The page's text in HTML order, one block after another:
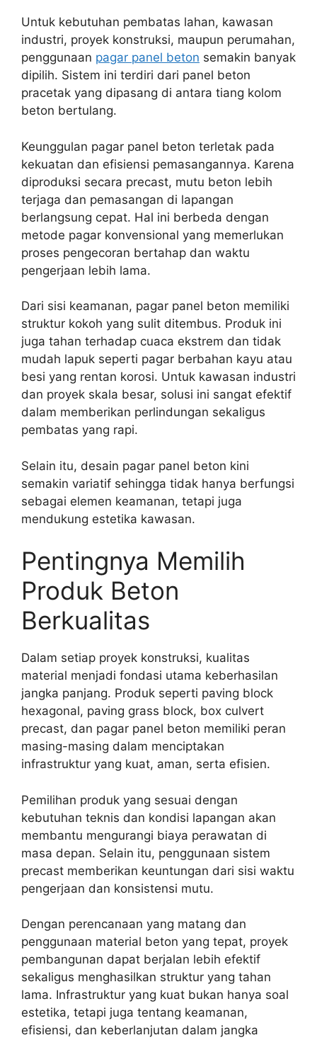
Untuk kebutuhan pembatas lahan, kawasan
industri, proyek konstruksi, maupun perumahan,
penggunaan pagar panel beton semakin banyak
dipilih. Sistem ini terdiri dari panel beton
pracetak yang dipasang di antara tiang kolom
beton bertulang.
Keunggulan pagar panel beton terletak pada
kekuatan dan efisiensi pemasangannya. Karena
diproduksi secara precast, mutu beton lebih
terjaga dan pemasangan di lapangan
berlangsung cepat. Hal ini berbeda dengan
metode pagar konvensional yang memerlukan
proses pengecoran bertahap dan waktu
pengerjaan lebih lama.
Dari sisi keamanan, pagar panel beton memiliki
struktur kokoh yang sulit ditembus. Produk ini
juga tahan terhadap cuaca ekstrem dan tidak
mudah lapuk seperti pagar berbahan kayu atau
besi yang rentan korosi. Untuk kawasan industri
dan proyek skala besar, solusi ini sangat efektif
dalam memberikan perlindungan sekaligus
pembatas yang rapi.
Selain itu, desain pagar panel beton kini
semakin variatif sehingga tidak hanya berfungsi
sebagai elemen keamanan, tetapi juga
mendukung estetika kawasan.
Pentingnya Memilih
Produk Beton
Berkualitas
Dalam setiap proyek konstruksi, kualitas
material menjadi fondasi utama keberhasilan
jangka panjang. Produk seperti paving block
hexagonal, paving grass block, box culvert
precast, dan pagar panel beton memiliki peran
masing-masing dalam menciptakan
infrastruktur yang kuat, aman, serta efisien.
Pemilihan produk yang sesuai dengan
kebutuhan teknis dan kondisi lapangan akan
membantu mengurangi biaya perawatan di
masa depan. Selain itu, penggunaan sistem
precast memberikan keuntungan dari sisi waktu
pengerjaan dan konsistensi mutu.
Dengan perencanaan yang matang dan
penggunaan material beton yang tepat, proyek
pembangunan dapat berjalan lebih efektif
sekaligus menghasilkan struktur yang tahan
lama. Infrastruktur yang kuat bukan hanya soal
estetika, tetapi juga tentang keamanan,
efisiensi, dan keberlanjutan dalam jangka